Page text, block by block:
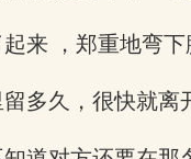
来 ，郑重地弯
多久，很快就离